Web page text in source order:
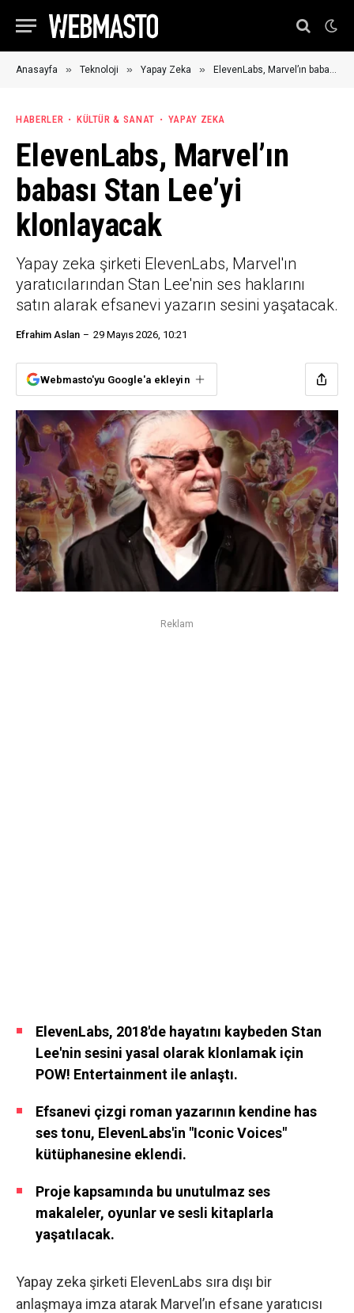
Anasayfa » Teknoloji » Yapay Zeka » ElevenLabs, Marvel’ın babası Stan Lee’yi klonlayacak
HABERLER KÜLTÜR & SANAT YAPAY ZEKA
ElevenLabs, Marvel’ın
babası Stan Lee’yi
klonlayacak
Yapay zeka şirketi ElevenLabs, Marvel'ın
yaratıcılarından Stan Lee'nin ses haklarını
satın alarak efsanevi yazarın sesini yaşatacak.
Efrahim Aslan 29 Mayıs 2026, 10:21
Webmasto'yu Google'a ekleyin
Reklam
ElevenLabs, 2018'de hayatını kaybeden Stan
Lee'nin sesini yasal olarak klonlamak için
POW! Entertainment ile anlaştı.
Efsanevi çizgi roman yazarının kendine has
ses tonu, ElevenLabs'in "Iconic Voices"
kütüphanesine eklendi.
Proje kapsamında bu unutulmaz ses
makaleler, oyunlar ve sesli kitaplarla
yaşatılacak.
Yapay zeka şirketi ElevenLabs sıra dışı bir
anlaşmaya imza atarak Marvel’ın efsane yaratıcısı